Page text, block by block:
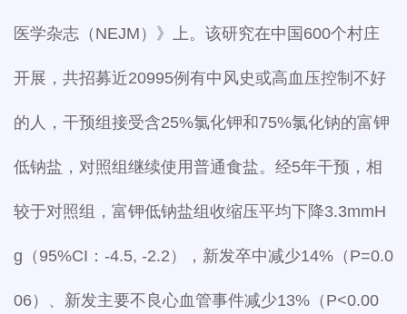
医学杂志（NEJM）》上。该研究在中国600个村庄
开展，共招募近20995例有中风史或高血压控制不好
的人，干预组接受含25%氯化钾和75%氯化钠的富钾
低钠盐，对照组继续使用普通食盐。经5年干预，相
较于对照组，富钾低钠盐组收缩压平均下降3.3mmH
g（95%CI：-4.5, -2.2），新发卒中减少14%（P=0.0
06）、新发主要不良心血管事件减少13%（P<0.00